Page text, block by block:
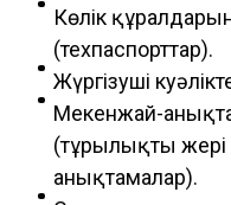
Көлік
(техпаспорттар).
Жүргізуші
Мекенжай-
(тұрғылықты
анықтамалар).